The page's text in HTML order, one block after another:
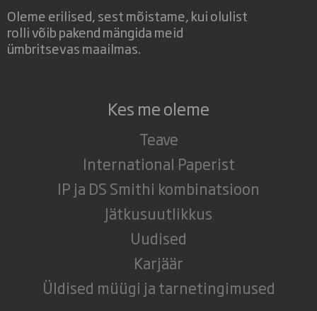
Oleme erilised, sest mõistame, kui olulist
rolli võib pakend mängida meid
ümbritsevas maailmas.
Kes me oleme
Teave
International Paperist
IP ja DS Smithi kombinatsioon
Jätkusuutlikkus
Uudised
Karjäär
Üldised müügi ja tarnetingimused